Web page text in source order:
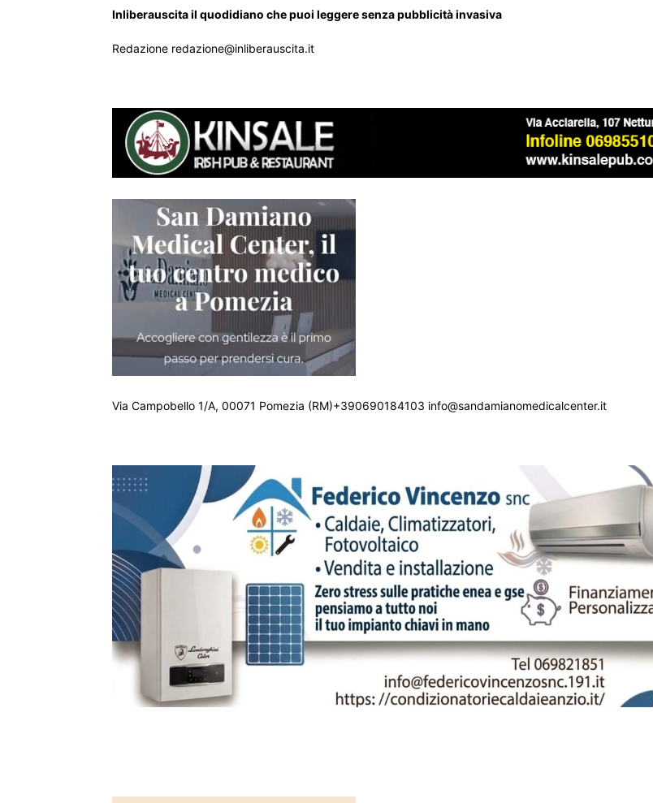
Inliberauscita il quodidiano che puoi leggere senza pubblicità invasiva
Redazione redazione@inliberauscita.it
Via Campobello 1/A, 00071 Pomezia (RM)+390690184103 info@sandamianomedicalcenter.it